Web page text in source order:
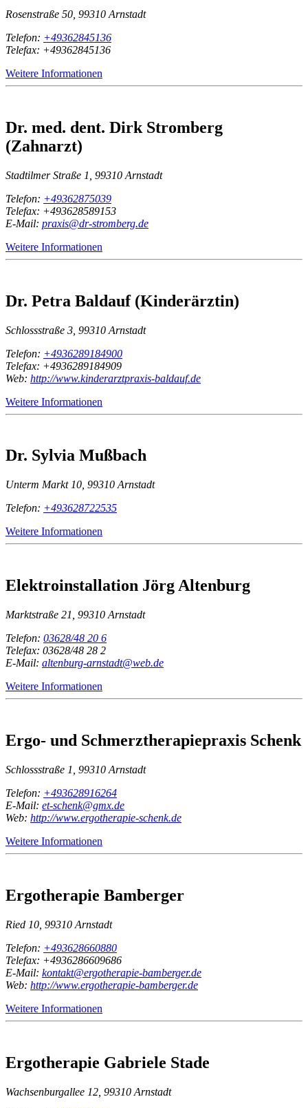
Rosenstraße 50, 99310 Arnstadt
Telefon: +49362845136
Telefax: +49362845136
Weitere Informationen
Dr. med. dent. Dirk Stromberg
(Zahnarzt)
Stadtilmer Straße 1, 99310 Arnstadt
Telefon: +49362875039
Telefax: +493628589153
E-Mail: praxis@dr-stromberg.de
Weitere Informationen
Dr. Petra Baldauf (Kinderärztin)
Schlossstraße 3, 99310 Arnstadt
Telefon: +4936289184900
Telefax: +4936289184909
Web: http://www.kinderarztpraxis-baldauf.de
Weitere Informationen
Dr. Sylvia Mußbach
Unterm Markt 10, 99310 Arnstadt
Telefon: +493628722535
Weitere Informationen
Elektroinstallation Jörg Altenburg
Marktstraße 21, 99310 Arnstadt
Telefon: 03628/48 20 6
Telefax: 03628/48 28 2
E-Mail: altenburg-arnstadt@web.de
Weitere Informationen
Ergo- und Schmerztherapiepraxis Schenk
Schlossstraße 1, 99310 Arnstadt
Telefon: +493628916264
E-Mail: et-schenk@gmx.de
Web: http://www.ergotherapie-schenk.de
Weitere Informationen
Ergotherapie Bamberger
Ried 10, 99310 Arnstadt
Telefon: +493628660880
Telefax: +4936286609686
E-Mail: kontakt@ergotherapie-bamberger.de
Web: http://www.ergotherapie-bamberger.de
Weitere Informationen
Ergotherapie Gabriele Stade
Wachsenburgallee 12, 99310 Arnstadt